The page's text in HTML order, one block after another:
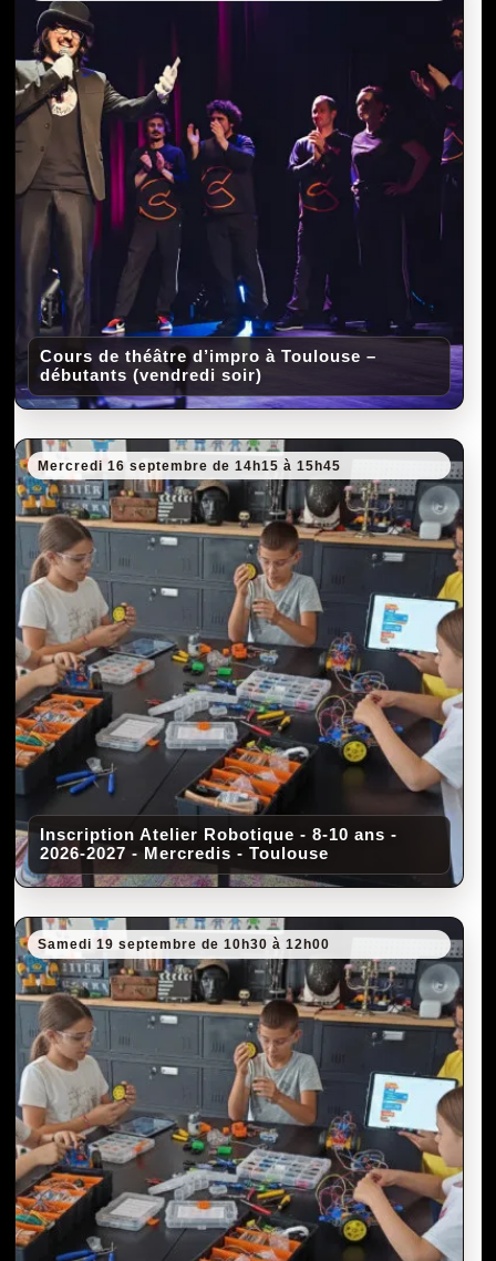
Cours de théâtre d’impro à Toulouse –
débutants (vendredi soir)
Inscription Atelier Robotique - 8-10 ans -
2026-2027 - Mercredis - Toulouse
Mercredi 16 septembre de 14h15 à 15h45
Samedi 19 septembre de 10h30 à 12h00